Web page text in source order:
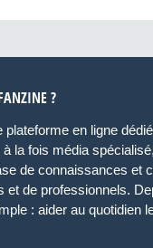
?
plateforme en ligne
à la fois média
de connaissances et
et de professionnels.
: aider au quotidien